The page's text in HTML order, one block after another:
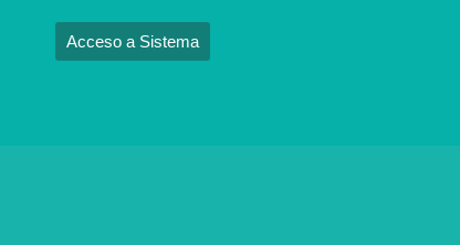
Acceso a Sistema